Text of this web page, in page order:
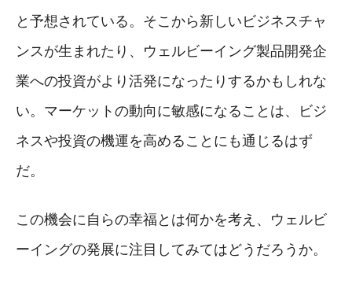
と予想されている。そこから新しいビジネスチャ
ンスが生まれたり、ウェルビーイング製品開発企
業への投資がより活発になったりするかもしれな
い。マーケットの動向に敏感になることは、ビジ
ネスや投資の機運を高めることにも通じるはず
だ。
この機会に自らの幸福とは何かを考え、ウェルビ
ーイングの発展に注目してみてはどうだろうか。